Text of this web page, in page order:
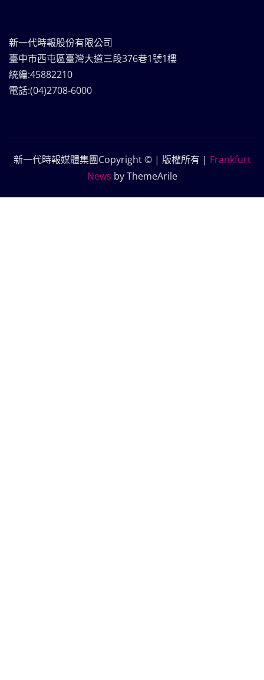
新一代時報股份有限公司
臺中市西屯區臺灣大道三段376巷1號1樓
統編:45882210
電話:(04)2708-6000
新一代時報媒體集團Copyright © | 版權所有 | Frankfurt
News by ThemeArile